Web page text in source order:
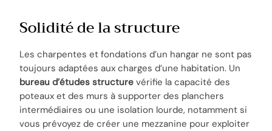
Solidité de la structure
Les charpentes et fondations d’un hangar ne sont pas
toujours adaptées aux charges d’une habitation. Un
bureau d’études structure vérifie la capacité des
poteaux et des murs à supporter des planchers
intermédiaires ou une isolation lourde, notamment si
vous prévoyez de créer une mezzanine pour exploiter